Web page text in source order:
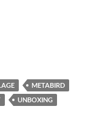
METABIRD
UNBOXING